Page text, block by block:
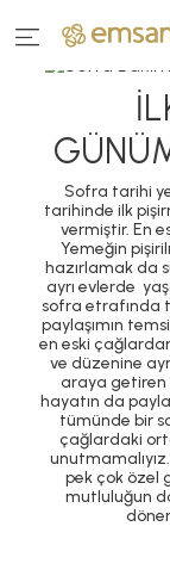
Sofra tarihi
tarihinde ilk
vermiştir. En
Yemeğin
hazırlamak da
ayrı evlerde
sofra etrafında
paylaşımın
en eski
ve düzenine
araya getiren
hayatın da
tümünde bir
çağlardaki
pek çok özel
mutluluğun